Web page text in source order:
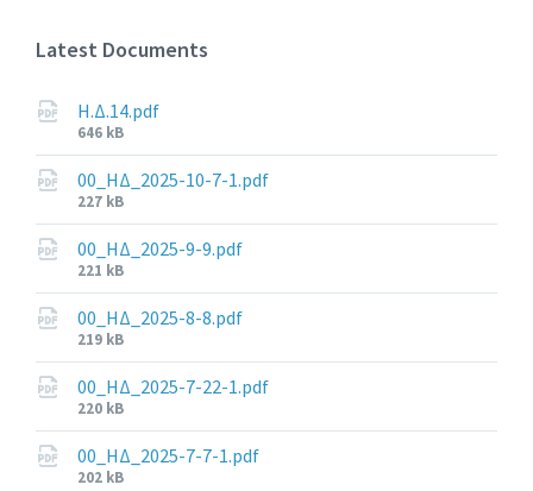
Latest Documents
Η.Δ.14.pdf
File
size:
646 kB
00_ΗΔ_2025-10-7-1.pdf
File
size:
227 kB
00_ΗΔ_2025-9-9.pdf
File
size:
221 kB
00_ΗΔ_2025-8-8.pdf
File
size:
219 kB
00_ΗΔ_2025-7-22-1.pdf
File
size:
220 kB
00_ΗΔ_2025-7-7-1.pdf
File
202 kB